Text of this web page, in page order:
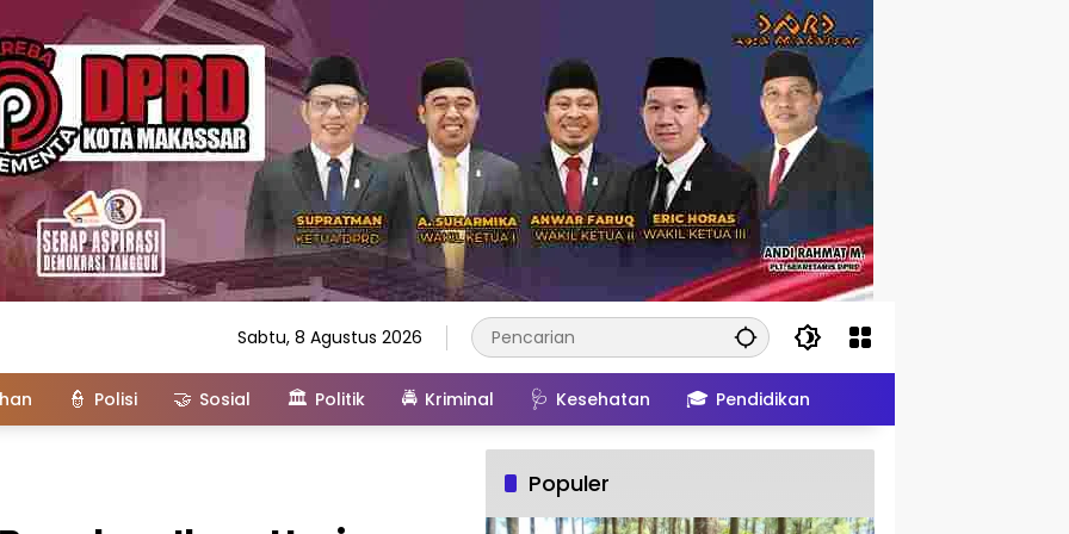
Sabtu, 8 Agustus 2026
👮 Polisi 🤝 Sosial 🏛️ Politik 🚔 Kriminal 🩺 Kesehatan 🎓 Pendidikan
Populer